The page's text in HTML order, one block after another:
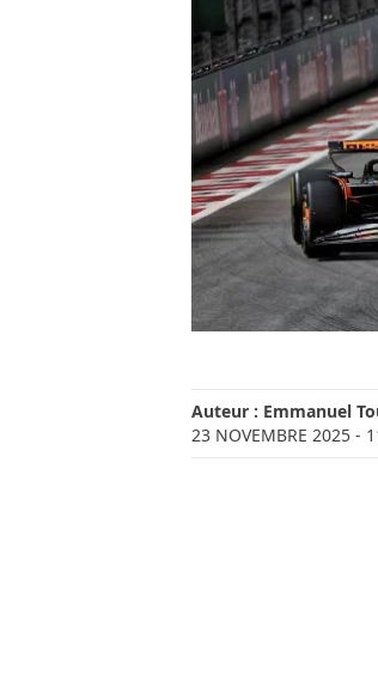
Auteur : Emmanuel
23 NOVEMBRE 2025 -